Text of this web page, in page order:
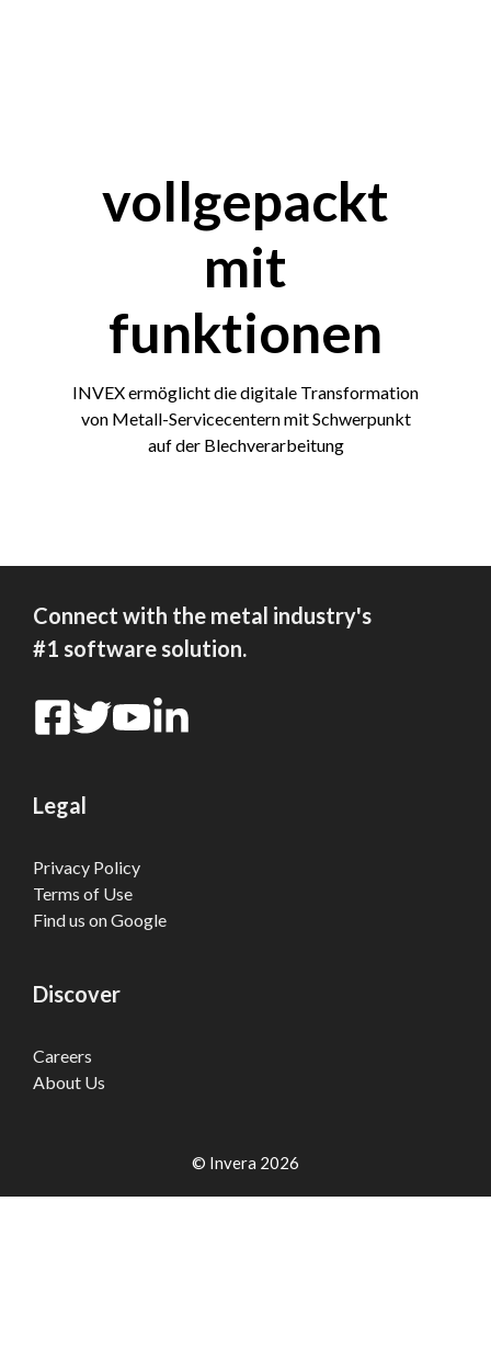
vollgepackt
mit
funktionen
INVEX ermöglicht die digitale Transformation
von Metall-Servicecentern mit Schwerpunkt
auf der Blechverarbeitung
Connect with the metal industry's
#1 software solution.
Legal
Privacy Policy
Terms of Use
Find us on Google
Discover
Careers
About Us
© Invera 2026